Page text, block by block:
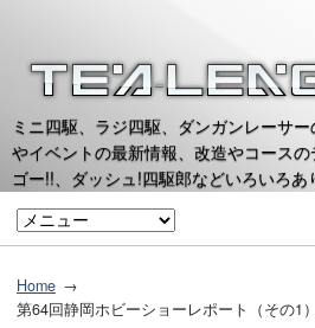
ミニ四駆、ラジ四駆、ダンガンレーサ
やイベントの最新情報、改造やコース
ゴー!!、ダッシュ!四駆郎などいろいろあ
Home
第64回静岡ホビーショーレポート（その1